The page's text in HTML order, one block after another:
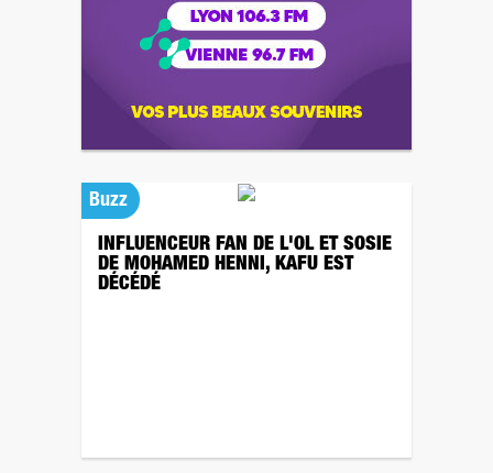
Buzz
INFLUENCEUR FAN DE L'OL ET SOSIE
DE MOHAMED HENNI, KAFU EST
DÉCÉDÉ